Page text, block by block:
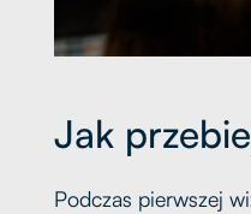
Jak
Podczas pierwszej